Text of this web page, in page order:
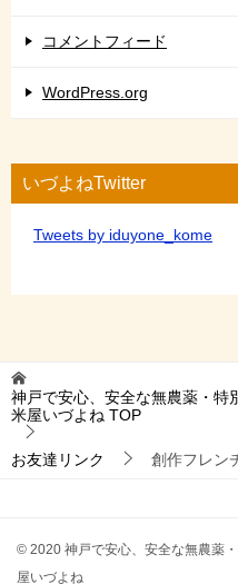
コメントフィード
WordPress.org
いづよねTwitter
Tweets by iduyone_kome
神戸で安心、安全な無農薬・特
米屋いづよね TOP
お友達リンク 創作フレ
© 2020 神戸で安心、安全な無農薬
屋いづよね